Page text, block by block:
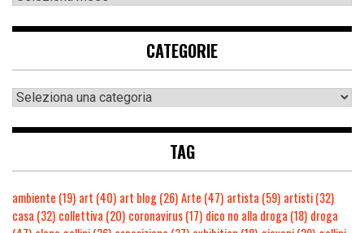
CATEGORIE
TAG
ambiente (19) art (40) art blog(26)Arte (47) artista (59) artisti(32)
casa (32) collettiva (20) coronavirus(17) dico no alla droga (18) droga